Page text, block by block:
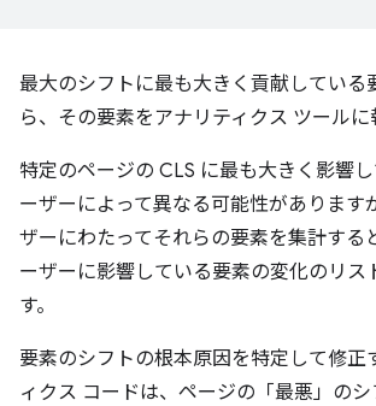
最大のシフトに最も大きく貢献している
ら、その要素をアナリティクス ツールに
特定のページの CLS に最も大きく影響
ーザーによって異なる可能性があります
ザーにわたってそれらの要素を集計する
ーザーに影響している要素の変化のリス
す。
要素のシフトの根本原因を特定して修正
ィクス コードは、ページの「最悪」の